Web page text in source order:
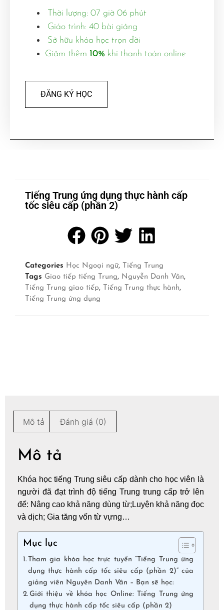
Thời lượng: 07 giờ 06 phút
Giáo trình: 40 bài giảng
Sở hữu khóa học trọn đời
Giảm thêm 10% khi thanh toán online
ĐĂNG KÝ HỌC
Tiếng Trung ứng dụng thực hành cấp
tốc siêu cấp (phần 2)
Categories Học Ngoại ngữ,
Tiếng Trung
Tags Giao tiếp tiếng Trung, Nguyễn Danh Vân,
Tiếng Trung giao tiếp, Tiếng Trung thực hành,
Tiếng Trung ứng dụng
Mô tả Đánh giá (0)
Mô tả
Khóa họctiếng Trung siêu cấp dành cho học viên là
người đã đạt trình độ tiếng Trung trung cấp trở lên
để: Nâng cao khả năng dùng từ;Luyện khả năng đọc
và dịch; Gia tăng vốn từ vựng…
Mục lục
Tham gia khóa học trực tuyến “Tiếng Trung ứng
dụng thực hành cấp tốc siêu cấp (phần 2)” của
giảng viên Nguyên Danh Vân – Bạn sẽ học:
Giới thiệu về khóa học Online: Tiếng Trung ứng
dụng thực hành cấp tốc siêu cấp (phần 2)